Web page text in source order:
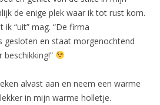
de enige plek waar ik tot rust kom.
“uit” mag. “De firma
gesloten en staat morgenochtend
alvast aan en neem een warme
in mijn warme holletje.